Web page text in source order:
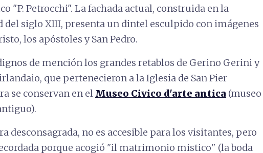
"P. Petrocchi". La fachada actual, construida en la
del siglo XIII, presenta un dintel esculpido con imágenes
los apóstoles y San Pedro.
de mención los grandes retablos de Gerino Gerini y
que pertenecieron a la Iglesia de San Pier
se conservan en el Museo Civico d'arte antica (museo
desconsagrada, no es accesible para los visitantes, pero
porque acogió "il matrimonio mistico" (la boda